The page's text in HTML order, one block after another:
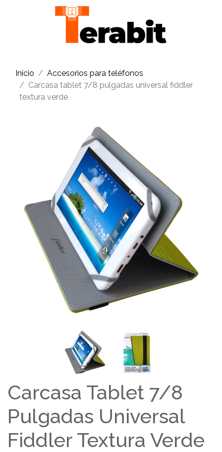
Inicio
Accesorios para teléfonos
Carcasa tablet 7/8 pulgadas universal fiddler
textura verde
Carcasa Tablet 7/8
Pulgadas Universal
Fiddler Textura Verde